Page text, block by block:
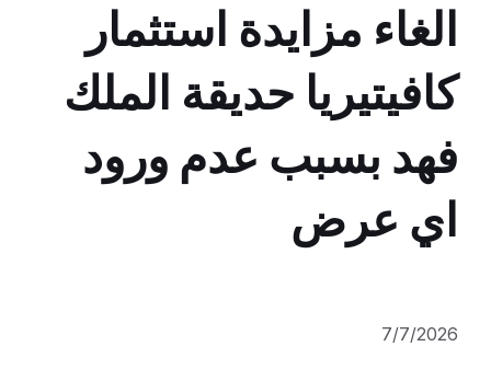
الغاء مزايدة استثمار
كافيتيريا حديقة الملك
فهد بسبب عدم ورود
اي عرض
7/7/2026